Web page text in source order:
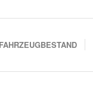
FAHRZEUGBESTAND